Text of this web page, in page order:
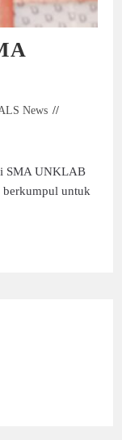
News
SMA UNKLAB
berkumpul untuk